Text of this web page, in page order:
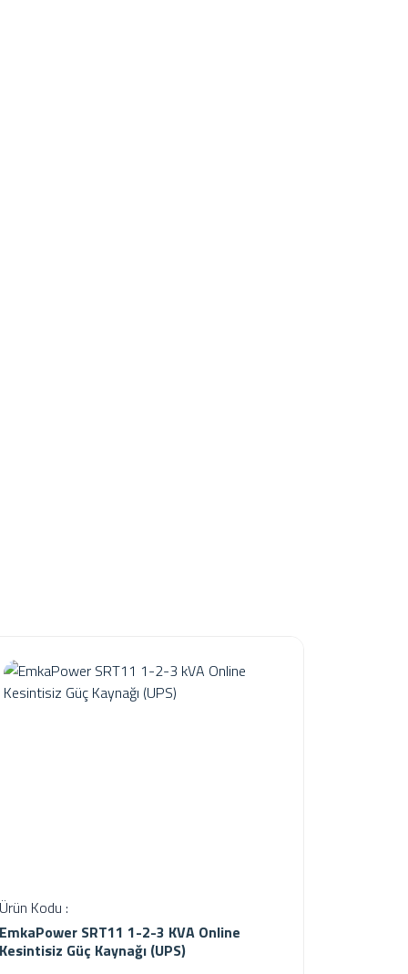
Ürün Kodu :
EmkaPower SRT11 1-2-3 KVA Online
Kesintisiz Güç Kaynağı (UPS)